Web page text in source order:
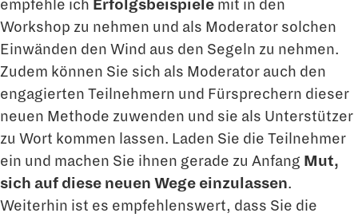
empfehle ich Erfolgsbeispiele mit in den
Workshop zu nehmen und als Moderator solchen
Einwänden den Wind aus den Segeln zu nehmen.
Zudem können Sie sich als Moderator auch den
engagierten Teilnehmern und Fürsprechern dieser
neuen Methode zuwenden und sie als Unterstützer
zu Wort kommen lassen. Laden Sie die Teilnehmer
ein und machen Sie ihnen gerade zu Anfang Mut,
sich auf diese neuen Wege einzulassen.
Weiterhin ist es empfehlenswert, dass Sie die